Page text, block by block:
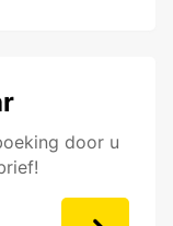
door u